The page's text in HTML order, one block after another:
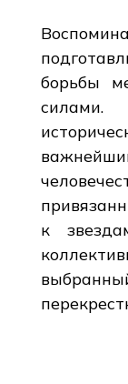
борьбы
силами.
к